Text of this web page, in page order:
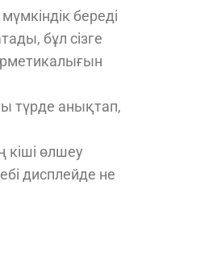
береді
бұл сізге
түрде анықтап,
кіші өлшеу
дисплейде не